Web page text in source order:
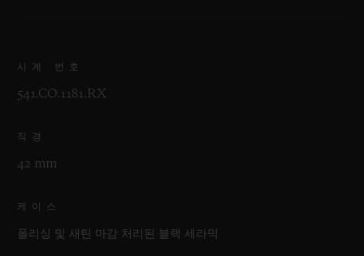
시계 번호
541.CO.1181.RX
직경
42 mm
케이스
폴리싱 및 새틴 마감 처리된 블랙 세라믹